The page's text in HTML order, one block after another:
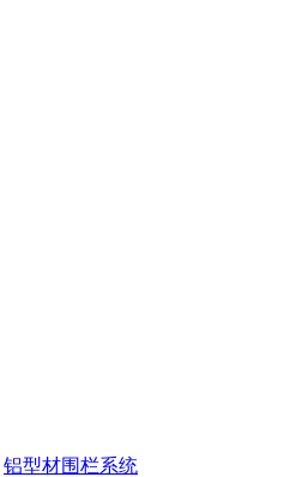
铝型材围栏系统